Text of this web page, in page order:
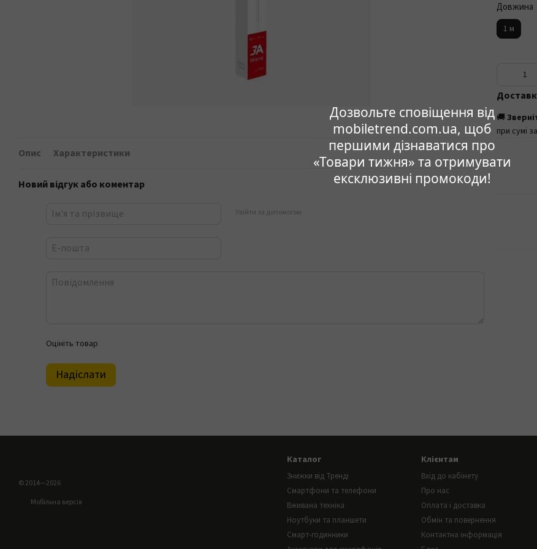
Дозвольте сповіщення від
mobiletrend.com.ua, щоб
першими дізнаватися про
«Товари тижня» та отримувати
ексклюзивні промокоди!
Опис Характеристики
Новий відгук або коментар
Увійти за допомогою
Оцініть товар
Надіслати
Довжина
1 м
🚚
при сумі
© 2014—2026
Мобільна версія
Каталог
Знижки від Тренді
Смартфони та телефони
Вживана техніка
Ноутбуки та планшети
Смарт-годинники
Клієнтам
Вхід до кабінету
Про нас
Оплата і доставка
Обмін та повернення
Контактна інформація